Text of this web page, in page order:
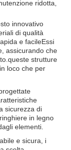
ridotta,
innovativo
di qualità
e facileEssi
assicurando che
strutture
loco che per
sicurezza di
in legno
elementi.
e sicura, i